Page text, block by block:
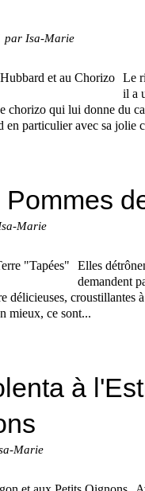
par Isa-Marie
Le
il a
chorizo qui lui donne du
particulier avec sa jolie
Marie
Elles
demandent
délicieuses, croustillantes
mieux, ce sont...
à
Marie